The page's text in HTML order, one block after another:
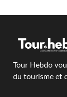
Tour Hebdo
du tourisme et